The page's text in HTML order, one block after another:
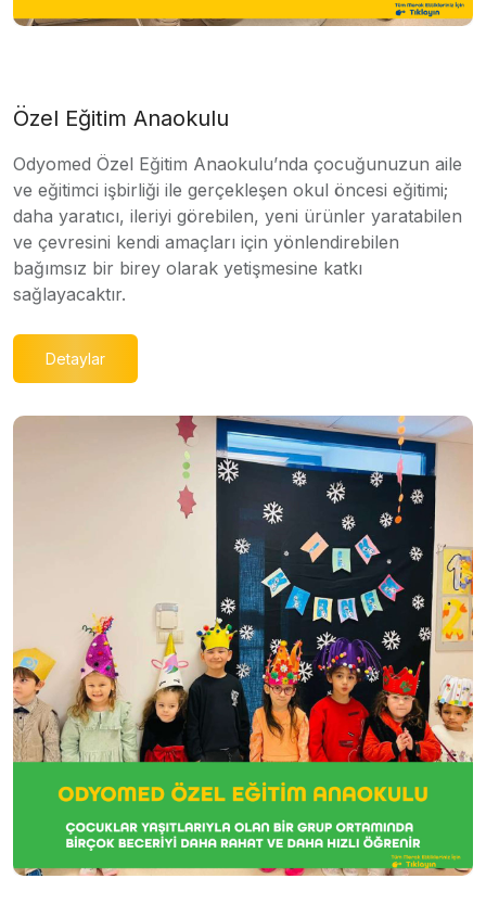
Özel Eğitim Anaokulu
Odyomed Özel Eğitim Anaokulu’nda çocuğunuzun aile
ve eğitimci işbirliği ile gerçekleşen okul öncesi eğitimi;
daha yaratıcı, ileriyi görebilen, yeni ürünler yaratabilen
ve çevresini kendi amaçları için yönlendirebilen
bağımsız bir birey olarak yetişmesine katkı
sağlayacaktır.
Detaylar